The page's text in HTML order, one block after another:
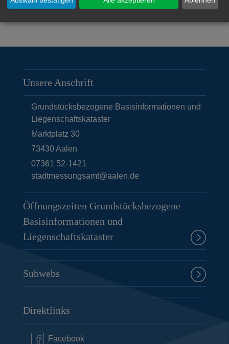
Liegenschaftskataster
Unsere Anschrift
Grundstücksbezogene Basisinformationen und
Liegenschaftskataster
Marktplatz 30
73430Aalen
07361 52-1421
stadtmessungsamt@aalen.de
Öffnungszeiten Grundstücksbezogene
Basisinformationen und
Liegenschaftskataster
Subwebs
Direktlinks
Facebook